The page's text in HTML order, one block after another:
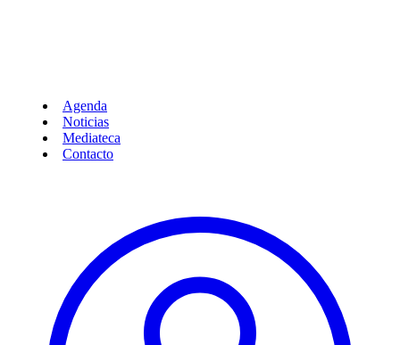
Agenda
Noticias
Mediateca
Contacto